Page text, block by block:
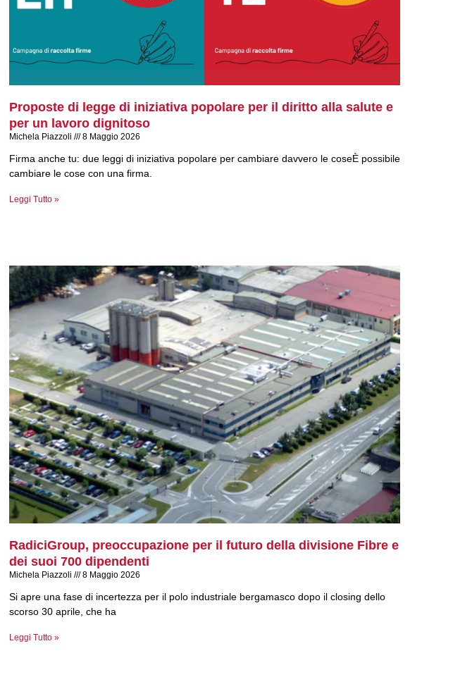
Proposte di legge di iniziativa popolare per il diritto alla salute e
per un lavoro dignitoso
Michela Piazzoli 8 Maggio 2026
Firma anche tu: due leggi di iniziativa popolare per cambiare davvero le coseÈ possibile
cambiare le cose con una firma.
Leggi Tutto »
RadiciGroup, preoccupazione per il futuro della divisione Fibre e
dei suoi 700 dipendenti
Michela Piazzoli 8 Maggio 2026
Si apre una fase di incertezza per il polo industriale bergamasco dopo il closing dello
scorso 30 aprile, che ha
Leggi Tutto »